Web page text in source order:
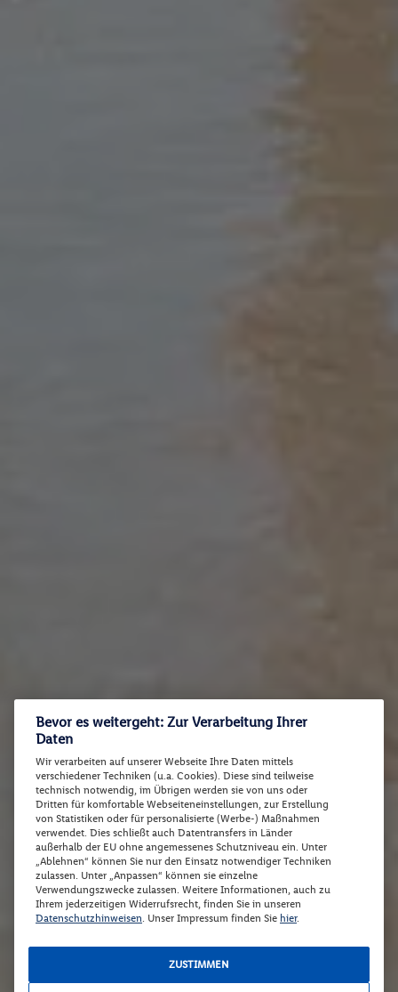
Bevor es weitergeht: Zur Verarbeitung Ihrer
Daten
Wir verarbeiten auf unserer Webseite Ihre Daten mittels
verschiedener Techniken (u.a. Cookies). Diese sind teilweise
technisch notwendig, im Übrigen werden sie von uns oder
Dritten für komfortable Webseiteneinstellungen, zur Erstellung
von Statistiken oder für personalisierte (Werbe-) Maßnahmen
verwendet. Dies schließt auch Datentransfers in Länder
außerhalb der EU ohne angemessenes Schutzniveau ein. Unter
„Ablehnen“ können Sie nur den Einsatz notwendiger Techniken
zulassen. Unter „Anpassen“ können sie einzelne
Verwendungszwecke zulassen. Weitere Informationen, auch zu
Ihrem jederzeitigen Widerrufsrecht, finden Sie in unseren
Datenschutzhinweisen . Unser Impressum finden Sie hier.
ZUSTIMMEN